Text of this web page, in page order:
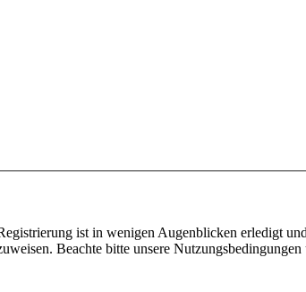
ist in wenigen Augenblicken erledigt
Beachte bitte unsere